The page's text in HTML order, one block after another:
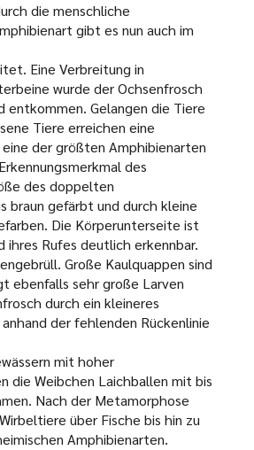
die menschliche
gibt es nun auch im
Eine Verbreitung in
wurde der Ochsenfrosch
entkommen. Gelangen die Tiere
Tiere erreichen eine
der größten Amphibienarten
des
des doppelten
braun gefärbt und durch kleine
Die Körperunterseite ist
ihres Rufes deutlich erkennbar.
Große Kaulquappen sind
ebenfalls sehr große Larven
durch ein kleineres
der fehlenden Rückenlinie
mit hoher
die Weibchen Laichballen mit bis
Nach der Metamorphose
über Fische bis hin zu
Amphibienarten.